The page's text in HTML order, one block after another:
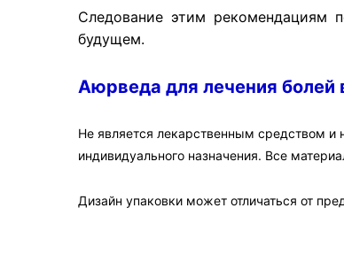
Следование этим рекомендациям
будущем.
Аюрведа для лечения болей
Не является лекарственным средством и
индивидуального назначения. Все
Дизайн упаковки может отличаться от